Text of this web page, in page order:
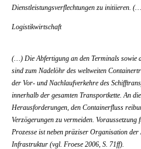
Dienstleistungsverflechtungen zu initiieren.
Logistikwirtschaft
(…) Die Abfertigung an den Terminals sowie
sind zum Nadelöhr des weltweiten
der Vor- und Nachlaufverkehre des
innerhalb der gesamten Transportkette. An
Herausforderungen, den Containerfluss
Verzögerungen zu vermeiden.
Prozesse ist neben präziser Organisation
Infrastruktur (vgl. Froese 2006, S. 71ff).